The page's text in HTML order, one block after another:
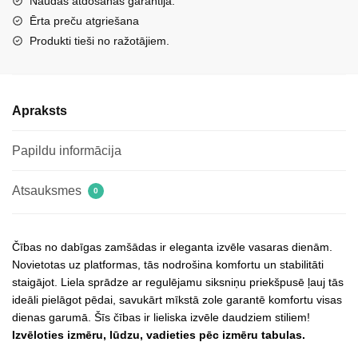
melnā
krāsā
Ērta preču atgriešana
Produkti tieši no ražotājiem.
Apraksts
Papildu informācija
Atsauksmes 0
Čības no dabīgas zamšādas ir eleganta izvēle vasaras dienām.
Novietotas uz platformas, tās nodrošina komfortu un stabilitāti
staigājot. Liela sprādze ar regulējamu siksniņu priekšpusē ļauj tās
ideāli pielāgot pēdai, savukārt mīkstā zole garantē komfortu visas
dienas garumā. Šīs čības ir lieliska izvēle daudziem stiliem!
Izvēloties izmēru, lūdzu, vadieties pēc izmēru tabulas.